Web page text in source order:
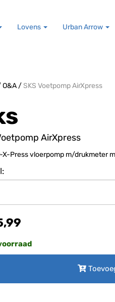
Lovens Urban Arrow
O&A/SKS Voetpomp AirXpress
AirXpress
X-Press vloerpomp m/drukmeter